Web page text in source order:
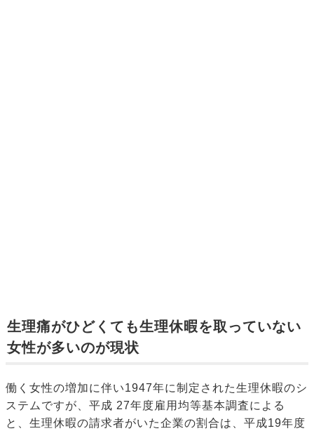
生理痛がひどくても生理休暇を取っていない
女性が多いのが現状
働く女性の増加に伴い1947年に制定された生理休暇のシ
ステムですが、平成 27年度雇用均等基本調査による
と、生理休暇の請求者がいた企業の割合は、平成19年度